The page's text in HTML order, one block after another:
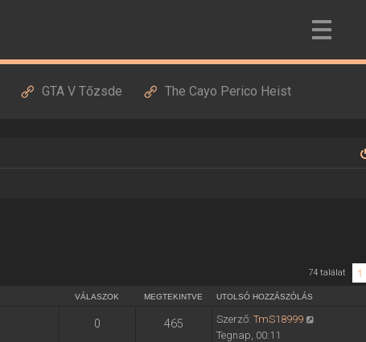
GTA V Tőzsde The Cayo Perico Heist
74 találat 1
VÁLASZOK MEGTEKINTVE UTOLSÓ HOZZÁSZÓLÁS
0 465 Szerző: TmS18999
Tegnap, 00:11